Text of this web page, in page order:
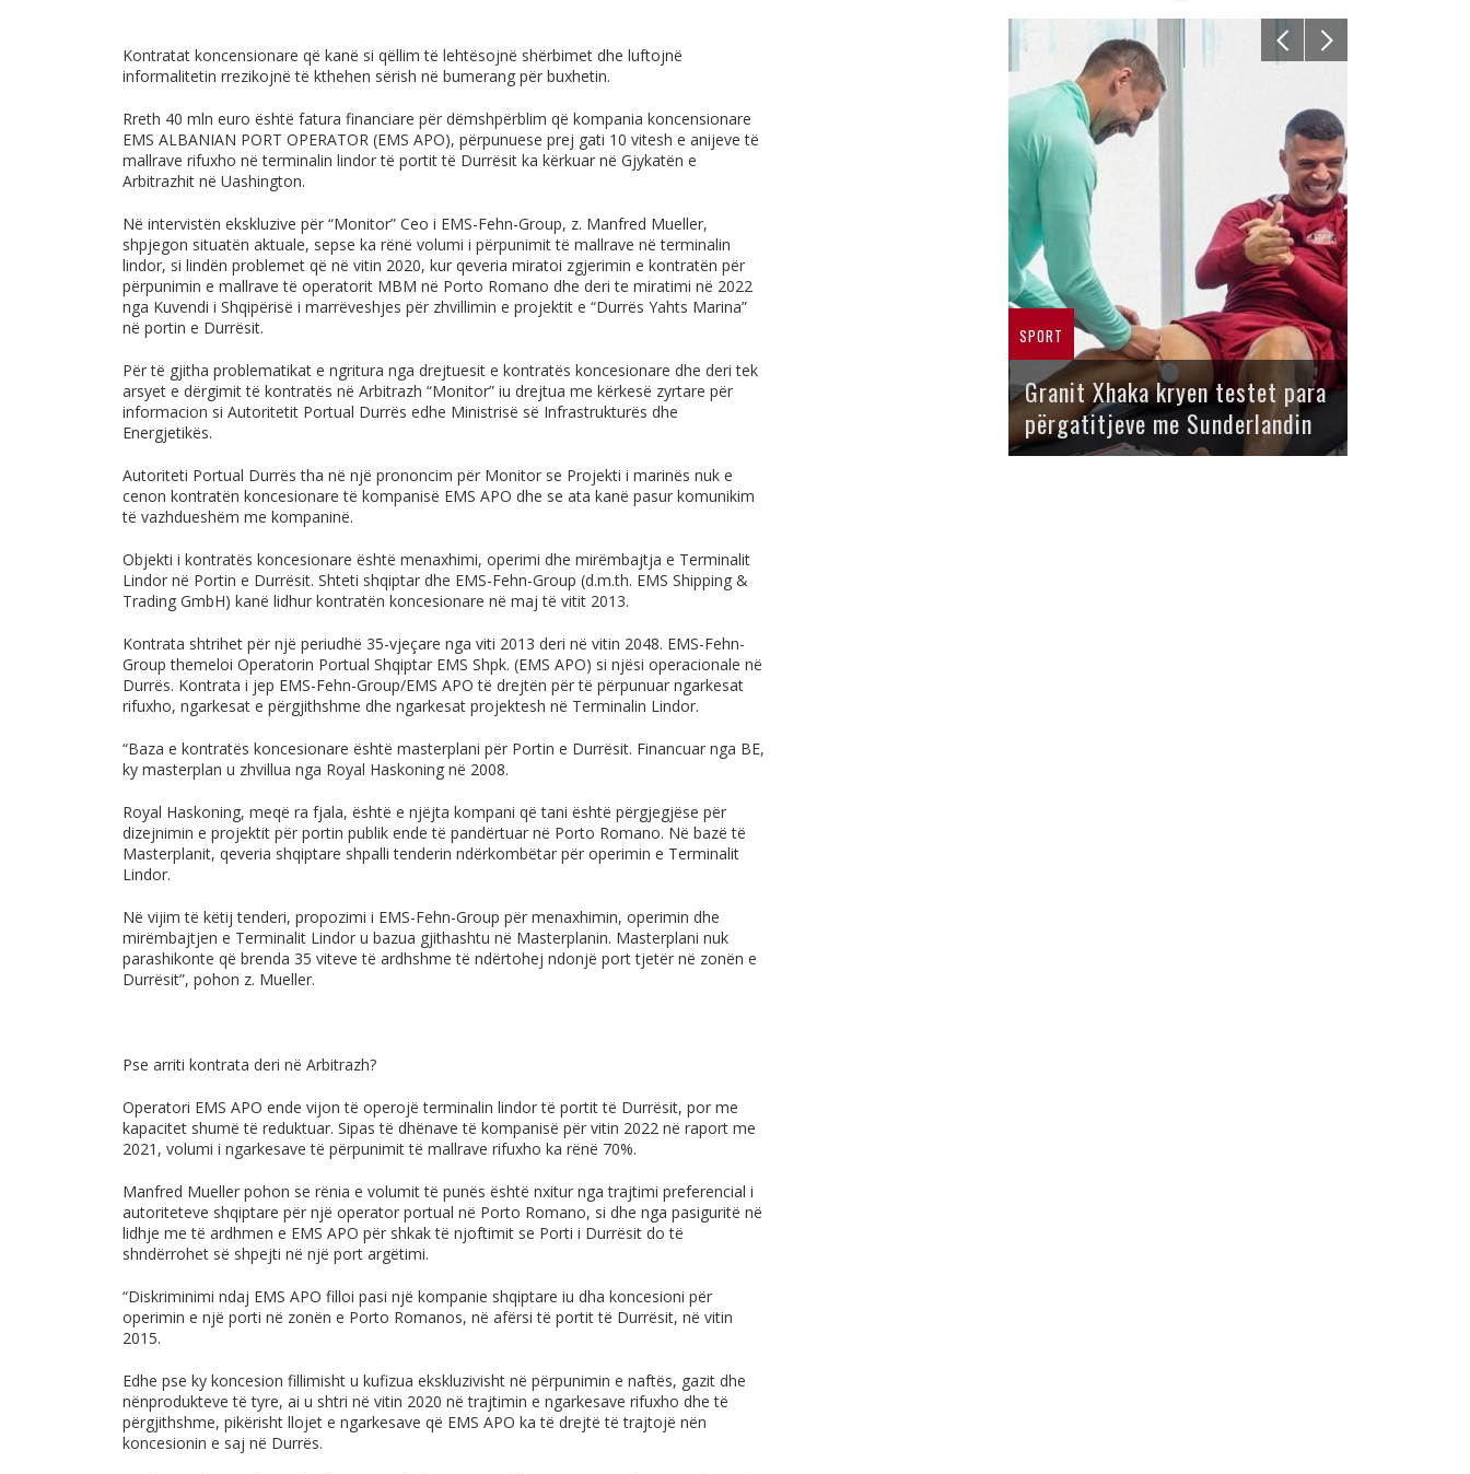
Kontratat koncensionare që kanë si qëllim të lehtësojnë shërbimet dhe luftojnë
informalitetin rrezikojnë të kthehen sërish në bumerang për buxhetin.
Rreth 40 mln euro është fatura financiare për dëmshpërblim që kompania koncensionare
EMS ALBANIAN PORT OPERATOR (EMS APO), përpunuese prej gati 10 vitesh e anijeve të
mallrave rifuxho në terminalin lindor të portit të Durrësit ka kërkuar në Gjykatën e
Arbitrazhit në Uashington.
Në intervistën ekskluzive për “Monitor” Ceo i EMS-Fehn-Group, z. Manfred Mueller,
shpjegon situatën aktuale, sepse ka rënë volumi i përpunimit të mallrave në terminalin
lindor, si lindën problemet që në vitin 2020, kur qeveria miratoi zgjerimin e kontratën për
përpunimin e mallrave të operatorit MBM në Porto Romano dhe deri te miratimi në 2022
nga Kuvendi i Shqipërisë i marrëveshjes për zhvillimin e projektit e “Durrës Yahts Marina”
në portin e Durrësit.
Për të gjitha problematikat e ngritura nga drejtuesit e kontratës koncesionare dhe deri tek
arsyet e dërgimit të kontratës në Arbitrazh “Monitor” iu drejtua me kërkesë zyrtare për
informacion si Autoritetit Portual Durrës edhe Ministrisë së Infrastrukturës dhe
Energjetikës.
Autoriteti Portual Durrës tha në një prononcim për Monitor se Projekti i marinës nuk e
cenon kontratën koncesionare të kompanisë EMS APO dhe se ata kanë pasur komunikim
të vazhdueshëm me kompaninë.
Objekti i kontratës koncesionare është menaxhimi, operimi dhe mirëmbajtja e Terminalit
Lindor në Portin e Durrësit. Shteti shqiptar dhe EMS-Fehn-Group (d.m.th. EMS Shipping &
Trading GmbH) kanë lidhur kontratën koncesionare në maj të vitit 2013.
Kontrata shtrihet për një periudhë 35-vjeçare nga viti 2013 deri në vitin 2048. EMS-Fehn-
Group themeloi Operatorin Portual Shqiptar EMS Shpk. (EMS APO) si njësi operacionale në
Durrës. Kontrata i jep EMS-Fehn-Group/EMS APO të drejtën për të përpunuar ngarkesat
rifuxho, ngarkesat e përgjithshme dhe ngarkesat projektesh në Terminalin Lindor.
“Baza e kontratës koncesionare është masterplani për Portin e Durrësit. Financuar nga BE,
ky masterplan u zhvillua nga Royal Haskoning në 2008.
Royal Haskoning, meqë ra fjala, është e njëjta kompani që tani është përgjegjëse për
dizejnimin e projektit për portin publik ende të pandërtuar në Porto Romano. Në bazë të
Masterplanit, qeveria shqiptare shpalli tenderin ndërkombëtar për operimin e Terminalit
Lindor.
Në vijim të këtij tenderi, propozimi i EMS-Fehn-Group për menaxhimin, operimin dhe
mirëmbajtjen e Terminalit Lindor u bazua gjithashtu në Masterplanin. Masterplani nuk
parashikonte që brenda 35 viteve të ardhshme të ndërtohej ndonjë port tjetër në zonën e
Durrësit”, pohon z. Mueller.
Pse arriti kontrata deri në Arbitrazh?
Operatori EMS APO ende vijon të operojë terminalin lindor të portit të Durrësit, por me
kapacitet shumë të reduktuar. Sipas të dhënave të kompanisë për vitin 2022 në raport me
2021, volumi i ngarkesave të përpunimit të mallrave rifuxho ka rënë 70%.
Manfred Mueller pohon se rënia e volumit të punës është nxitur nga trajtimi preferencial i
autoriteteve shqiptare për një operator portual në Porto Romano, si dhe nga pasiguritë në
lidhje me të ardhmen e EMS APO për shkak të njoftimit se Porti i Durrësit do të
shndërrohet së shpejti në një port argëtimi.
“Diskriminimi ndaj EMS APO filloi pasi një kompanie shqiptare iu dha koncesioni për
operimin e një porti në zonën e Porto Romanos, në afërsi të portit të Durrësit, në vitin
2015.
Edhe pse ky koncesion fillimisht u kufizua ekskluzivisht në përpunimin e naftës, gazit dhe
nënprodukteve të tyre, ai u shtri në vitin 2020 në trajtimin e ngarkesave rifuxho dhe të
përgjithshme, pikërisht llojet e ngarkesave që EMS APO ka të drejtë të trajtojë nën
koncesionin e saj në Durrës.
SPORT
Granit Xhaka kryen testet para
përgatitjeve me Sunderlandin